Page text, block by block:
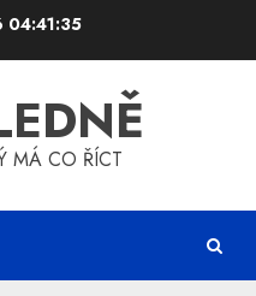
04:41:36
MÁ CO ŘÍCT